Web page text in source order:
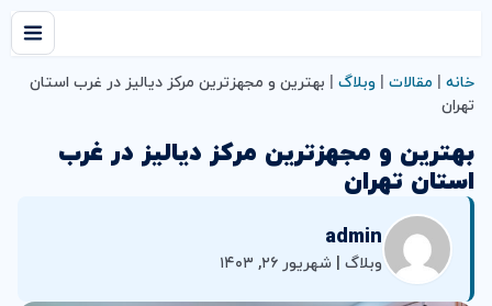
خانه مقالات وبلاگ
بهترین و مجهزترین مرکز دیالیز در غرب استان
تهران
بهترین و مجهزترین مرکز دیالیز در غرب
استان تهران
admin
وبلاگ | شهریور ۲۶, ۱۴۰۳